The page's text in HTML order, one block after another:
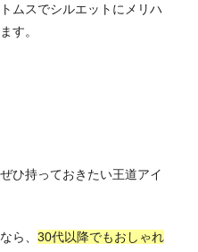
ムスでシルエットにメリハ
す。
ひ持っておきたい王道アイ
ら、 30代以降でもおしゃれ